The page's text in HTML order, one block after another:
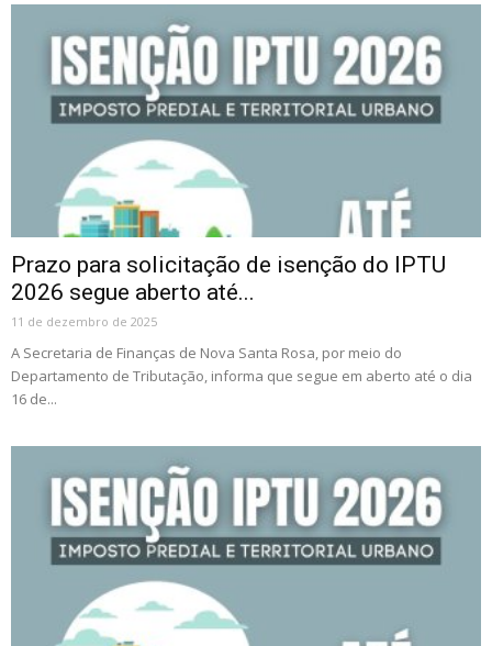
Prazo para solicitação de isenção do IPTU
2026 segue aberto até...
11 de dezembro de 2025
A Secretaria de Finanças de Nova Santa Rosa, por meio do
Departamento de Tributação, informa que segue em aberto até o dia
16 de...